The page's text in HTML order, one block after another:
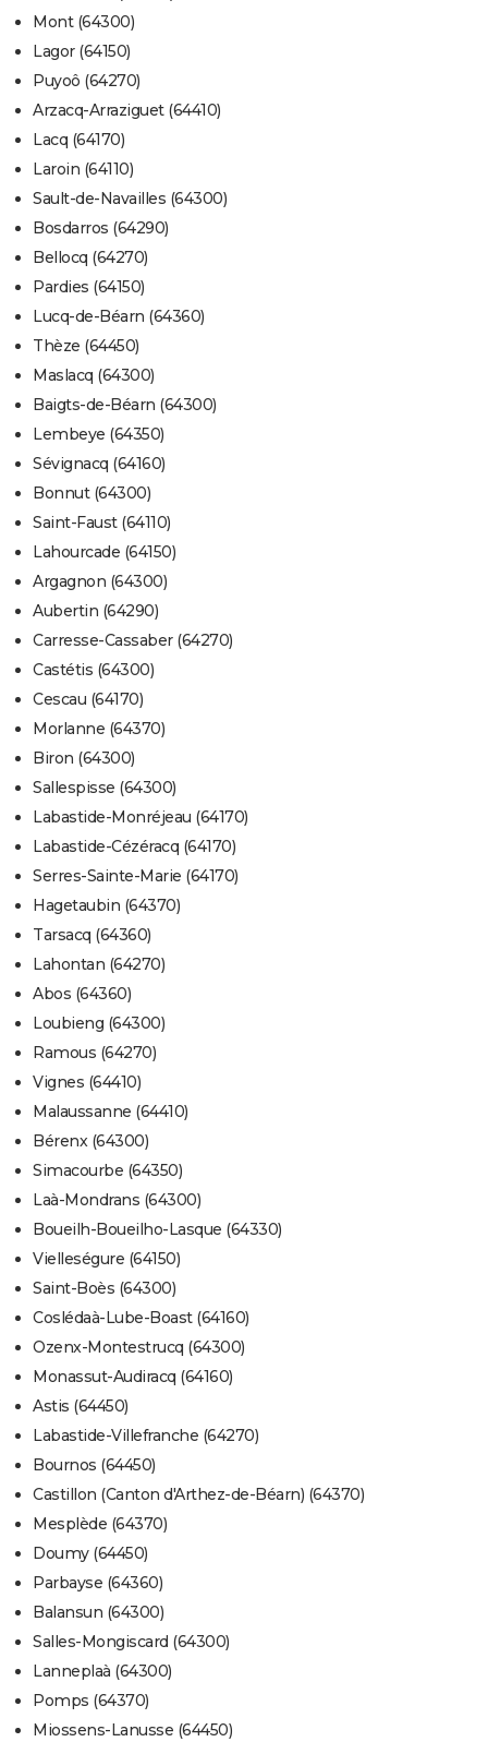
Mont (64300)
Lagor (64150)
Puyoô (64270)
Arzacq-Arraziguet (64410)
Lacq (64170)
Laroin (64110)
Sault-de-Navailles (64300)
Bosdarros (64290)
Bellocq (64270)
Pardies (64150)
Lucq-de-Béarn (64360)
Thèze (64450)
Maslacq (64300)
Baigts-de-Béarn (64300)
Lembeye (64350)
Sévignacq (64160)
Bonnut (64300)
Saint-Faust (64110)
Lahourcade (64150)
Argagnon (64300)
Aubertin (64290)
Carresse-Cassaber (64270)
Castétis (64300)
Cescau (64170)
Morlanne (64370)
Biron (64300)
Sallespisse (64300)
Labastide-Monréjeau (64170)
Labastide-Cézéracq (64170)
Serres-Sainte-Marie (64170)
Hagetaubin (64370)
Tarsacq (64360)
Lahontan (64270)
Abos (64360)
Loubieng (64300)
Ramous (64270)
Vignes (64410)
Malaussanne (64410)
Bérenx (64300)
Simacourbe (64350)
Laà-Mondrans (64300)
Boueilh-Boueilho-Lasque (64330)
Vielleségure (64150)
Saint-Boès (64300)
Coslédaà-Lube-Boast (64160)
Ozenx-Montestrucq (64300)
Monassut-Audiracq (64160)
Astis (64450)
Labastide-Villefranche (64270)
Bournos (64450)
Castillon (Canton d'Arthez-de-Béarn) (64370)
Mesplède (64370)
Doumy (64450)
Parbayse (64360)
Balansun (64300)
Salles-Mongiscard (64300)
Lanneplaà (64300)
Pomps (64370)
Miossens-Lanusse (64450)